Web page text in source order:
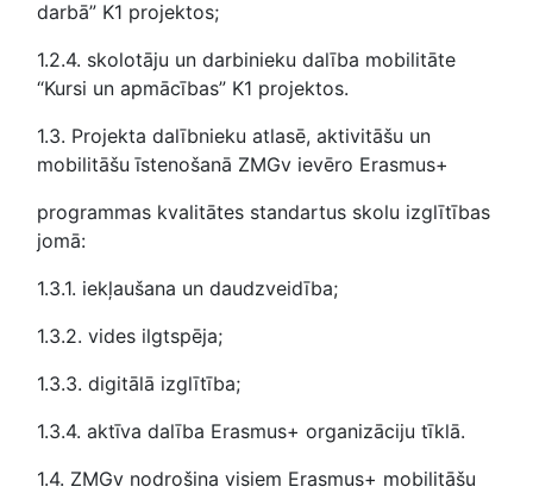
darbā” K1 projektos;
1.2.4. skolotāju un darbinieku dalība mobilitāte
“Kursi un apmācības” K1 projektos.
1.3. Projekta dalībnieku atlasē, aktivitāšu un
mobilitāšu īstenošanā ZMGv ievēro Erasmus+
programmas kvalitātes standartus skolu izglītības
jomā:
1.3.1. iekļaušana un daudzveidība;
1.3.2. vides ilgtspēja;
1.3.3. digitālā izglītība;
1.3.4. aktīva dalība Erasmus+ organizāciju tīklā.
1.4. ZMGv nodrošina visiem Erasmus+ mobilitāšu